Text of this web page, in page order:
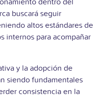
buscará seguir
altos estándares de
internos para acompañar
y la adopción de
siendo fundamentales
consistencia en la